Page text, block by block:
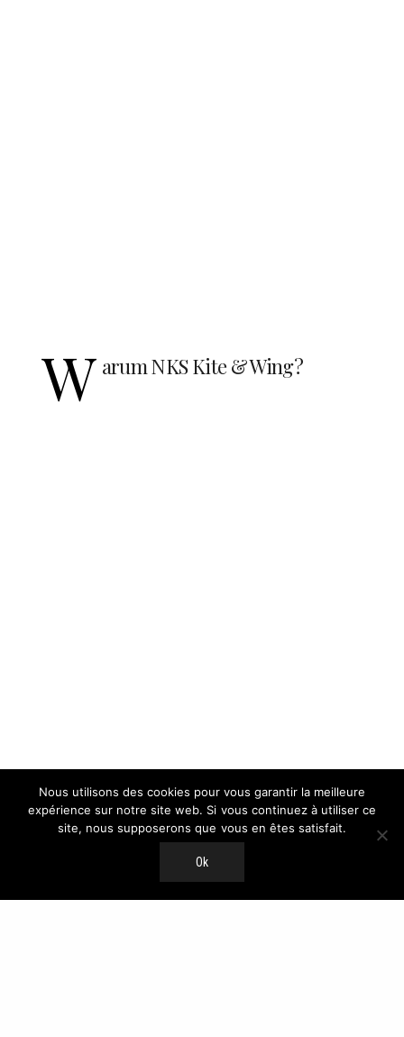
W arum NKS Kite & Wing?
Nous utilisons des cookies pour vous garantir la meilleure
expérience sur notre site web. Si vous continuez à utiliser ce
site, nous supposerons que vous en êtes satisfait.
Ok